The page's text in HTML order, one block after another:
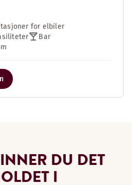
for elbiler
Bar
DU DET
I